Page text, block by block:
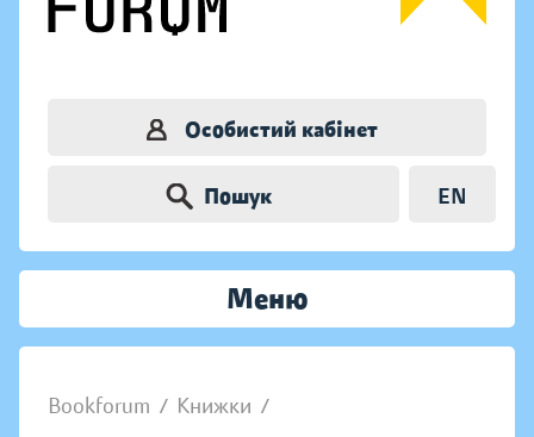
Особистий кабінет
Пошук EN
Меню
Bookforum / Книжки /